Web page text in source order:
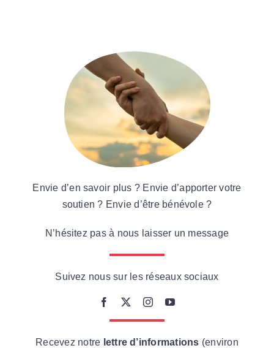
Nous soutenir
Envie d’en savoir plus ? Envie d’apporter votre
soutien ? Envie d’être bénévole ?
N’hésitez pas à nous laisser un message
Suivez nous sur les réseaux sociaux
Recevez notre lettre d’informations (environ